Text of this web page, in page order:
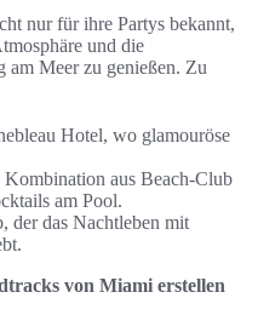
nur für ihre Partys bekannt,
und die
am Meer zu genießen. Zu
Hotel, wo glamouröse
aus Beach-Club
am Pool.
der das Nachtleben mit
von Miami erstellen